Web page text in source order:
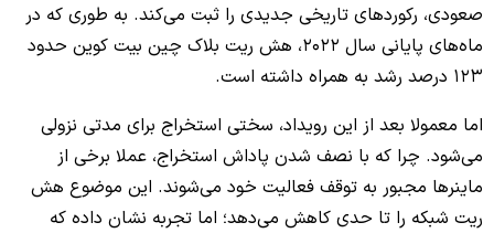
صعودی، رکورد‌های تاریخی جدیدی را ثبت می‌کند. به‌ طوری که در
ماه‌های پایانی سال 2022، هش ریت بلاک‌ چین بیت کوین حدود
123 درصد رشد به همراه داشته است.
اما معمولا بعد از این رویداد، سختی استخراج برای مدتی نزولی
می‌شود. چرا که با نصف شدن پاداش استخراج، عملا برخی از
ماینرها مجبور به توقف فعالیت خود می‌شوند. این موضوع هش
ریت شبکه را تا حدی کاهش می‌دهد؛ اما تجربه نشان داده که